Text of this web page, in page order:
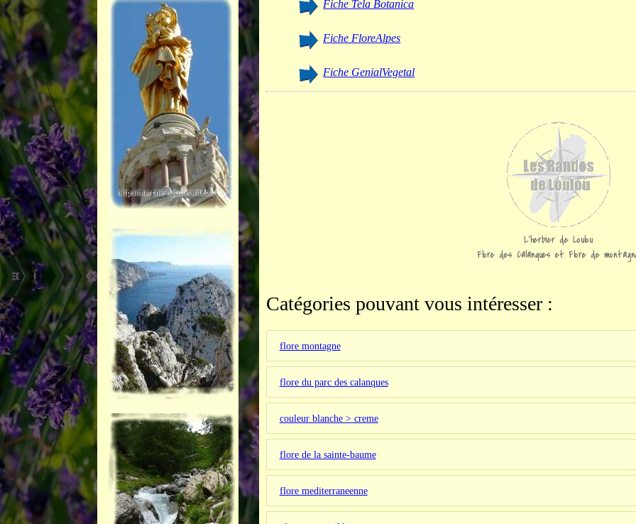
Fiche Tela Botanica
Fiche FloreAlpes
Fiche GenialVegetal
L'herbier de Loulou
Flore des Calanques et Flore de
Catégories pouvant vous intéresser :
flore montagne
flore du parc des calanques
couleur blanche > creme
flore de la sainte-baume
flore mediterraneenne